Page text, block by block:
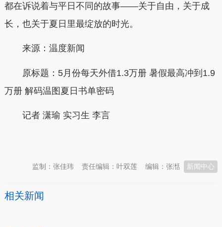
都在诉说着与平日不同的故事——关于自由，关于成
长，也关于夏日里最绽放的时光。
来源：温度新闻
原标题： 5月份每天外借1.3万册 暑假最高冲到1.9
万册 解码温图夏日书单密码
记者 潇瑜 实习生 李言
新闻中心
编辑：张湉
责任编辑：叶双莲
监制：张佳玮
相关新闻